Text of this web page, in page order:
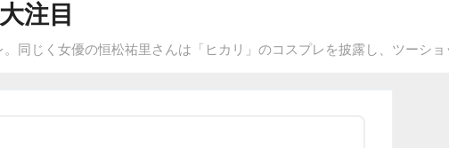
注目
同じく女優の恒松祐里さんは「ヒカリ」のコスプレを披露し、ツーショ